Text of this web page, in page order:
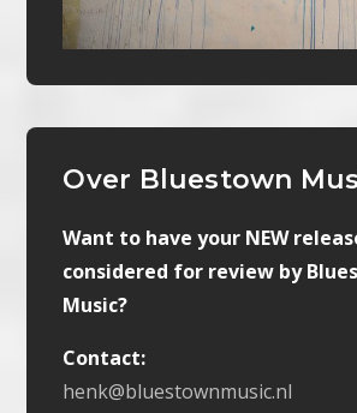
Over Bluestown
Want to have your NEW
considered for review by
Music?
Contact:
henk@bluestownmusic.nl